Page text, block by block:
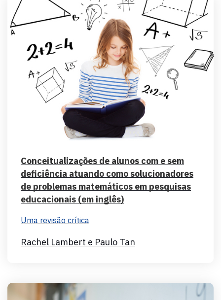
Conceitualizações de alunos com e sem
deficiência atuando como solucionadores
de problemas matemáticos em pesquisas
educacionais (em inglês)
Uma revisão crítica
Rachel Lambert e Paulo Tan